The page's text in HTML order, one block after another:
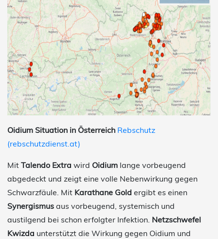
Oidium Situation in Österreich Rebschutz
(rebschutzdienst.at)
Mit Talendo Extra wird Oidium lange vorbeugend
abgedeckt und zeigt eine volle Nebenwirkung gegen
Schwarzfäule. Mit Karathane Gold ergibt es einen
Synergismus aus vorbeugend, systemisch und
austilgend bei schon erfolgter Infektion. Netzschwefel
Kwizda unterstützt die Wirkung gegen Oidium und